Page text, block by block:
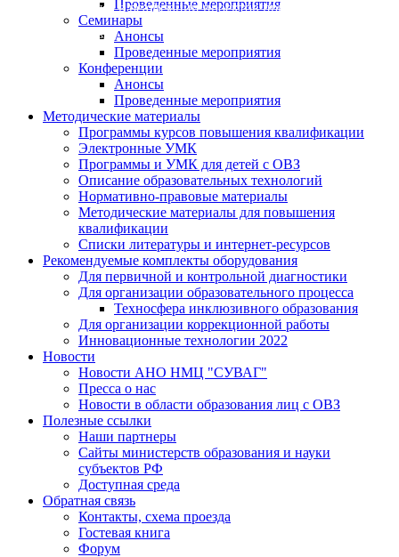
участвует в реализации проектов при поддержке
Подробнее
Проведенные мероприятия
Семинары
Анонсы
Проведенные мероприятия
Конференции
Анонсы
Проведенные мероприятия
Методические материалы
Программы курсов повышения квалификации
Электронные УМК
Программы и УМК для детей с ОВЗ
Описание образовательных технологий
Нормативно-правовые материалы
Методические материалы для повышения
квалификации
Списки литературы и интернет-ресурсов
Рекомендуемые комплекты оборудования
Для первичной и контрольной диагностики
Для организации образовательного процесса
Техносфера инклюзивного образования
Для организации коррекционной работы
Инновационные технологии 2022
Новости
Новости АНО НМЦ "СУВАГ"
Пресса о нас
Новости в области образования лиц с ОВЗ
Полезные ссылки
Наши партнеры
Сайты министерств образования и науки
субъектов РФ
Доступная среда
Обратная связь
Контакты, схема проезда
Гостевая книга
Форум